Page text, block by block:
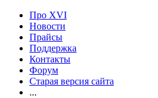
Про XVI
Новости
Прайсы
Поддержка
Контакты
Форум
Старая версия сайта
...